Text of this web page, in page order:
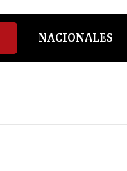
NACIONALES